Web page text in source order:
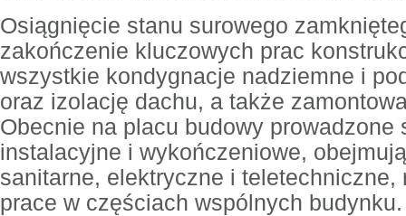
Osiągnięcie stanu surowego
zakończenie kluczowych prac
wszystkie kondygnacje nadziemne i
oraz izolację dachu, a także
Obecnie na placu budowy prowadzone
instalacyjne i wykończeniowe,
sanitarne, elektryczne i teletechniczne,
prace w częściach wspólnych budynku.